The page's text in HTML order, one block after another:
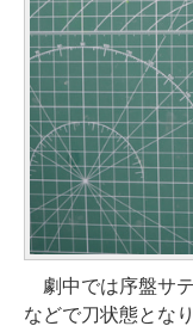
劇中では序盤サ
などで刀状態とな